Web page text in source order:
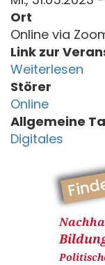
Ort
Online via
Link zur
Weiterlesen
Störer
Online
Allgemeine
Digitales